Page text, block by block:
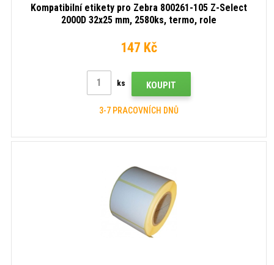
Kompatibilní etikety pro Zebra 800261-105 Z-Select
2000D 32x25 mm, 2580ks, termo, role
147 Kč
ks KOUPIT
3-7 PRACOVNÍCH DNŮ